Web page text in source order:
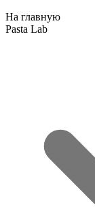
На главную
Pasta Lab